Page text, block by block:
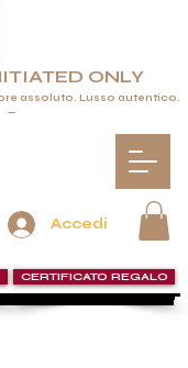
Accedi
CERTIFICATO REGALO
ONLY
assoluto. Lusso autentico.
—